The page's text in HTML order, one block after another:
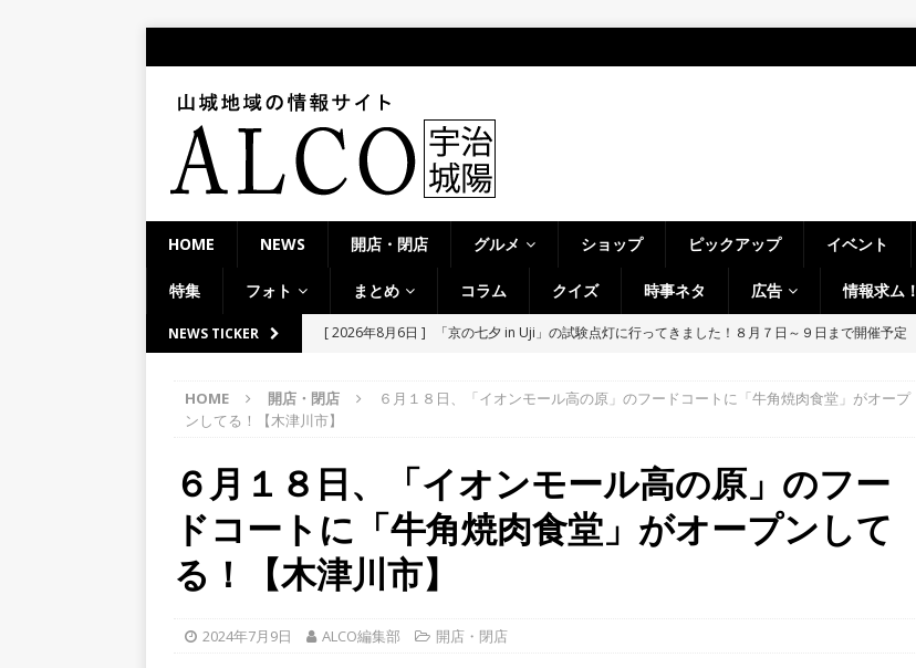
HOME NEWS 開店・閉店 グルメ ショップ ピックアップ イベント
特集 フォト まとめ コラム クイズ 時事ネタ 広告 情報求ム！
NEWS TICKER [ 2026年8月6日 ]
8月8日～14日イベントまとめ！夏祭り、ライトアップ、グルメなどワイワイ盛
ト
／２０２６】
時事ネタ
[ 2026年8月4日 ] 石清水八幡宮の門前「やわた走井餅老舗」で、ひんやり美味しいかき氷「走井
餅しぐれ」に舌鼓！【京都府八幡市】
[ 2026年8月6日 ] ８月３日、クマと思われる動物が確認されました。国道307号奥山田茶屋トンネ
ルから甲賀市に向かって約400mの農地【京都府宇治田原町】
HOME 開店・閉店
６月１８日、「イオンモール高の原」のフードコートに「牛角焼肉食堂」がオープ
ンしてる！【木津川市】
６月１８日、「イオンモール高の原」のフー
ドコートに「牛角焼肉食堂」がオープンして
る！【木津川市】
2024年7月9日 ALCO編集部 開店・閉店